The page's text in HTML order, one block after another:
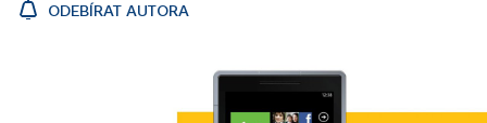
ODEBÍRAT AUTORA